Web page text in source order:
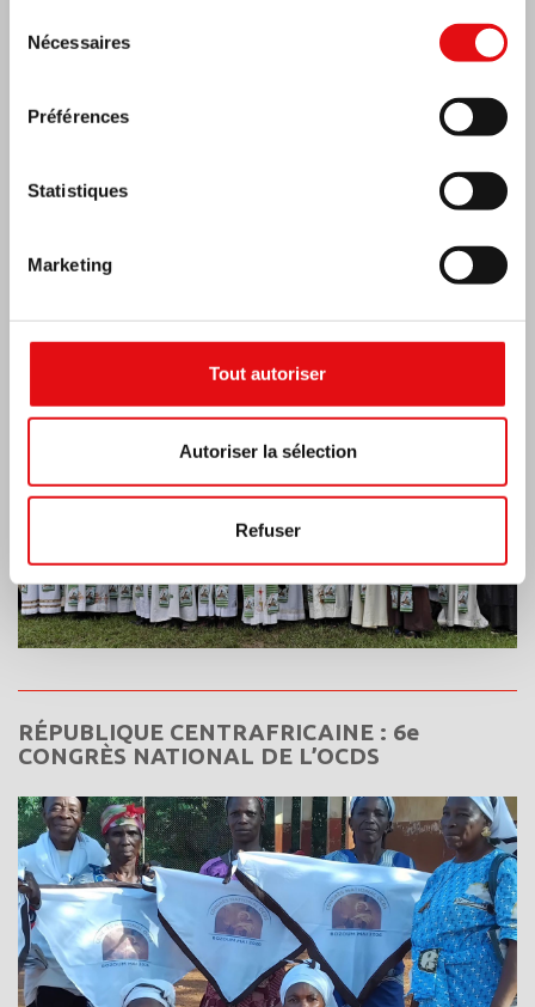
Nécessaires
Préférences
Statistiques
Marketing
Tout autoriser
Autoriser la sélection
Refuser
RÉPUBLIQUE CENTRAFRICAINE : 6e
CONGRÈS NATIONAL DE L’OCDS